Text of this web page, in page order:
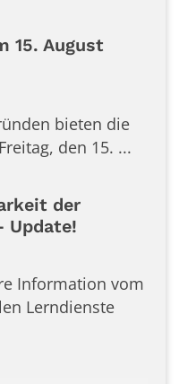
15. August
bieten die
den 15. ...
der
Update!
Information vom
Lerndienste